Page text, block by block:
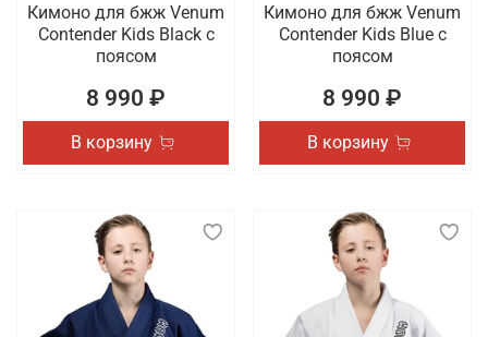
Кимоно для бжж Venum
Contender Kids Black с
поясом
8 990 ₽
В корзину
Кимоно для бжж Venum
Contender Kids Blue с
поясом
8 990 ₽
В корзину